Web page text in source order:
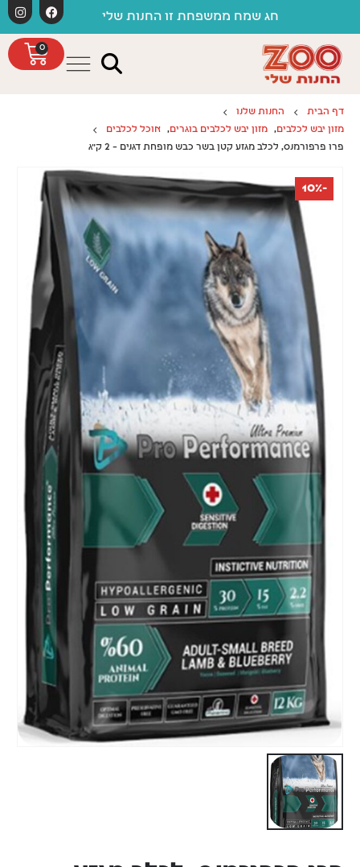
חג שמח ממשפחת זו החנות שלי
0
דף הבית
החנות שלנו
מזון יבש לכלבים, מזון יבש לכלבים בוגרים,
אוכל לכלבים
פרו פרפורמנס, לכלב מגזע קטן בשר כבש מופחת דגנים – 2 ק"ג
-10%